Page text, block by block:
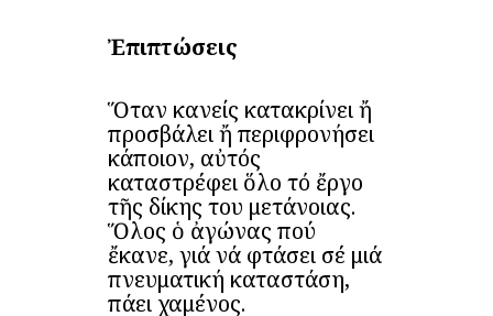
Ἐπιπτώσεις
Ὅταν κανείς κατακρίνει ἤ
προσβάλει ἤ περιφρονήσει
κάποιον, αὐτός
καταστρέφει ὅλο τό ἔργο
τῆς δίκης του μετάνοιας.
Ὅλος ὁ ἀγώνας πού
ἔκανε, γιά νά φτάσει σέ μιά
πνευματική καταστάση,
πάει χαμένος.